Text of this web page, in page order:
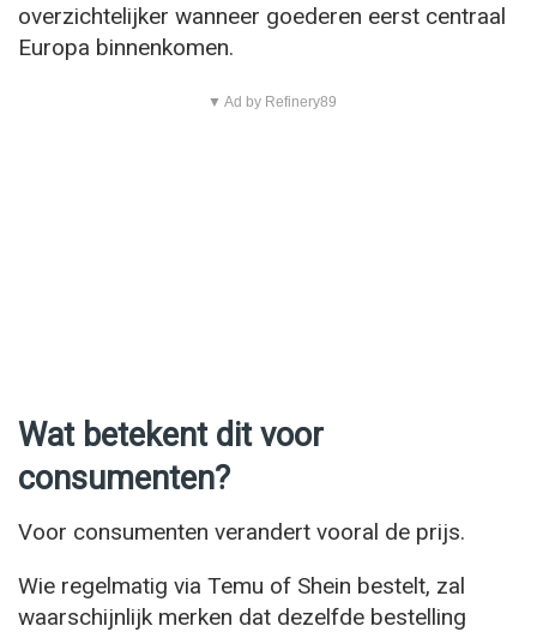
overzichtelijker wanneer goederen eerst centraal
Europa binnenkomen.
▼ Ad by Refinery89
Wat betekent dit voor
consumenten?
Voor consumenten verandert vooral de prijs.
Wie regelmatig via Temu of Shein bestelt, zal
waarschijnlijk merken dat dezelfde bestelling